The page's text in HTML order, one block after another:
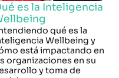
es la Inteligencia
qué es la
Wellbeing y
está impactando en
organizaciones en su
y toma de